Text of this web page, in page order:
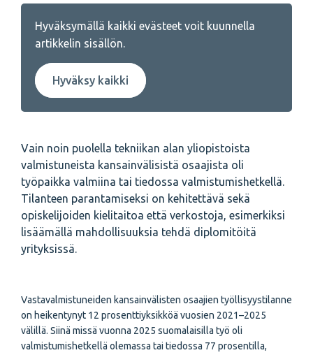
Hyväksymällä kaikki evästeet voit kuunnella
artikkelin sisällön.
Hyväksy kaikki
Vain noin puolella tekniikan alan yliopistoista
valmistuneista kansainvälisistä osaajista oli
työpaikka valmiina tai tiedossa valmistumishetkellä.
Tilanteen parantamiseksi on kehitettävä sekä
opiskelijoiden kielitaitoa että verkostoja, esimerkiksi
lisäämällä mahdollisuuksia tehdä diplomitöitä
yrityksissä.
Vastavalmistuneiden kansainvälisten osaajien työllisyystilanne
on heikentynyt 12 prosenttiyksikköä vuosien 2021–2025
välillä. Siinä missä vuonna 2025 suomalaisilla työ oli
valmistumishetkellä olemassa tai tiedossa 77 prosentilla,